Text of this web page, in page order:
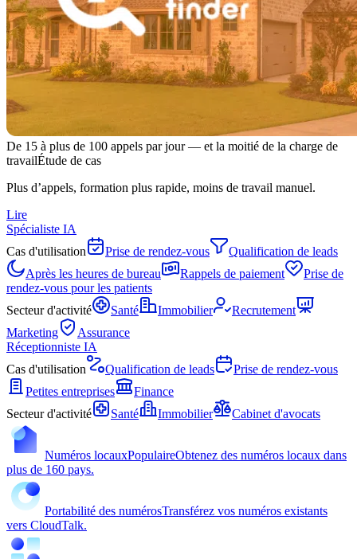
De 15 à plus de 100 appels par jour — et la moitié de la charge de
travailÉtude de cas
Plus d’appels, formation plus rapide, moins de travail manuel.
Lire
Spécialiste IA
Cas d'utilisation
Prise de rendez-vous
Qualification de leads
Après les heures de bureau
Rappels de paiement
Prise de
rendez-vous pour les patients
Secteur d'activité
Santé Immobilier
Recrutement
Marketing
Assurance
Réceptionniste IA
Cas d'utilisation
Qualification de leads
Prise de rendez-vous
Petites entreprises
Finance
Secteur d'activité
Santé Immobilier Cabinet d'avocats
Numéros locauxPopulaireObtenez des numéros locaux dans
plus de 160 pays.
Portabilité des numérosTransférez vos numéros existants
vers CloudTalk.